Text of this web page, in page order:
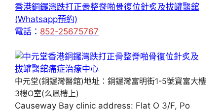
香港銅鑼灣跌打正骨整脊啪骨復位針炙及拔罐醫舘
(Whatsapp預約)
電話： 852-25675767
中元堂(銅鑼灣醫舘)地址：銅鑼灣富明街1-5號寶富大樓
3樓O室(么鳳樓上)
Causeway Bay clinic address: Flat O 3/F, Po